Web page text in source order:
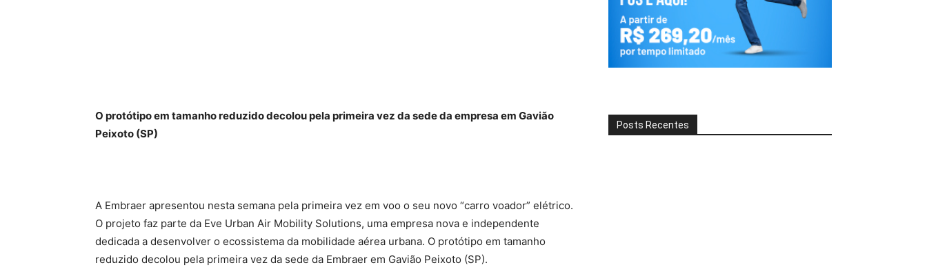
O protótipo em tamanho reduzido decolou pela primeira vez da sede da empresa em Gavião
Peixoto (SP)
A Embraer apresentou nesta semana pela primeira vez em voo o seu novo “carro voador” elétrico.
O projeto faz parte da Eve Urban Air Mobility Solutions, uma empresa nova e independente
dedicada a desenvolver o ecossistema da mobilidade aérea urbana. O protótipo em tamanho
reduzido decolou pela primeira vez da sede da Embraer em Gavião Peixoto (SP).
Posts Recentes